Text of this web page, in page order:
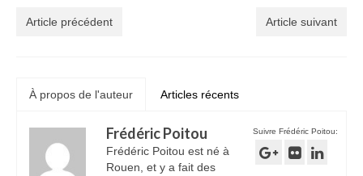
Article précédent Article suivant
À propos de l'auteur Articles récents
Suivre Frédéric Poitou:
Frédéric Poitou
Frédéric Poitou est né à
Rouen, et y a fait des